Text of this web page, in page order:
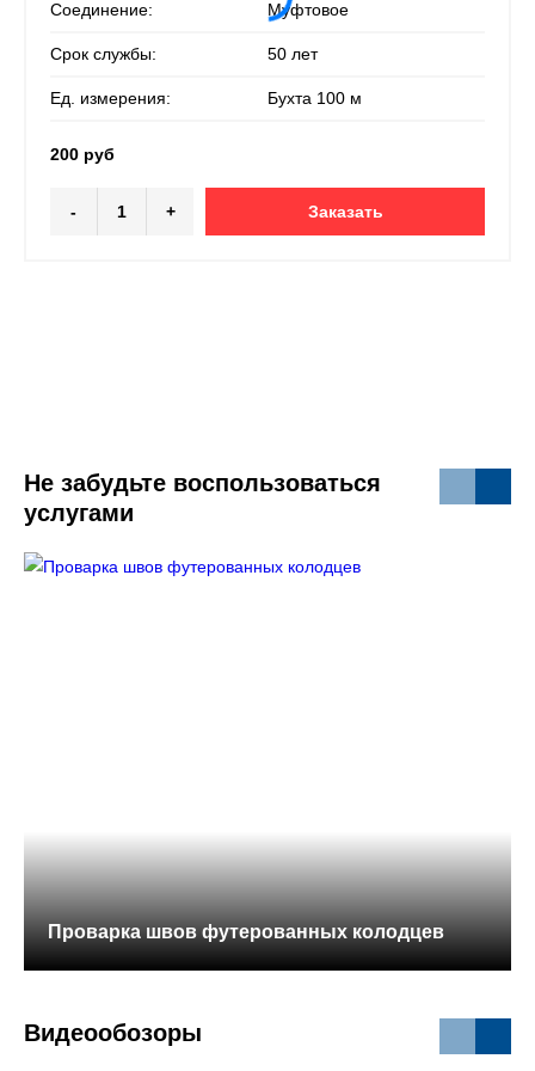
Соединение: Муфтовое
Срок службы: 50 лет
Ед. измерения: Бухта 100 м
200 руб
- + Заказать
Не забудьте воспользоваться
услугами
Проварка швов футерованных колодцев
Видеообозоры